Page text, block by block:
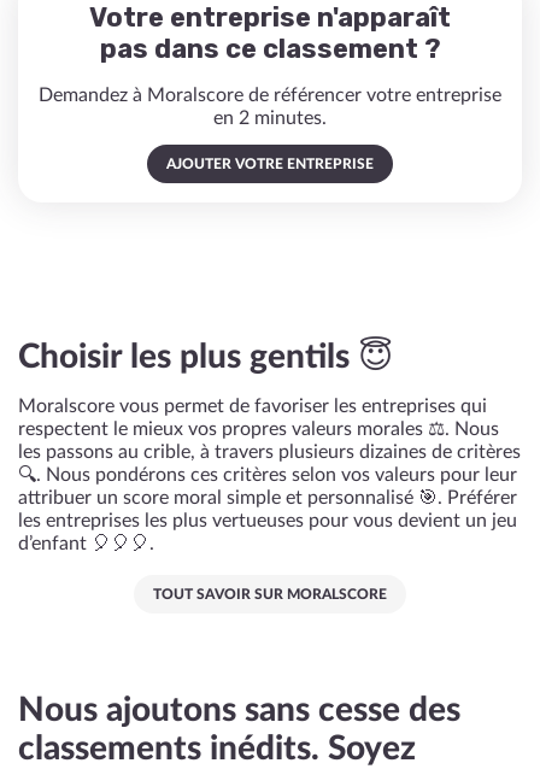
Votre entreprise n'apparaît
pas dans ce classement ?
Demandez à Moralscore de référencer votre entreprise
en 2 minutes.
AJOUTER VOTRE ENTREPRISE
Choisir les plus gentils 😇
Moralscore vous permet de favoriser les entreprises qui
respectent le mieux vos propres valeurs morales ⚖️. Nous
les passons au crible, à travers plusieurs dizaines de critères
🔍. Nous pondérons ces critères selon vos valeurs pour leur
attribuer un score moral simple et personnalisé 🎯. Préférer
les entreprises les plus vertueuses pour vous devient un jeu
d’enfant 🎈🎈🎈.
TOUT SAVOIR SUR MORALSCORE
Nous ajoutons sans cesse des
classements inédits. Soyez